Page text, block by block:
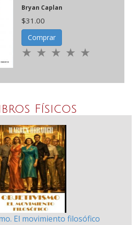
Bryan Caplan
$31.00
Comprar
Físicos
El movimiento filosófico